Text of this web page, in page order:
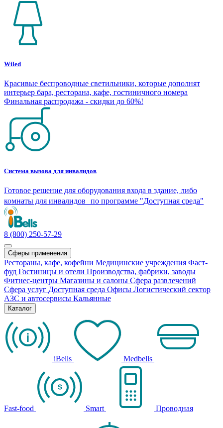
Wiled
Красивые беспроводные светильники, которые дополнят
интерьер бара, ресторана, кафе, гостиничного номера
Финальная распродажа - скидки до 60%!
Система вызова для инвалидов
Готовое решение для оборудования входа в здание, либо
комнаты для инвалидов по программе "Доступная среда"
8 (800) 250-57-29
Сферы применения
Рестораны, кафе, кофейни Медицинские учреждения Фаст-
фуд Гостиницы и отели Производства, фабрики, заводы
Фитнес-центры Магазины и салоны Сфера развлечений
Сфера услуг Доступная среда Офисы Логистический сектор
АЗС и автосервисы Кальянные
Каталог
iBells Medbells
Fast-food Smart Проводная